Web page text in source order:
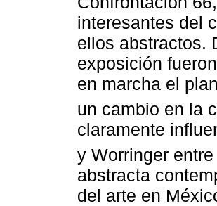
interesantes del
ellos abstractos.
exposición
en marcha el
un cambio en la
claramente
y Worringer
abstracta
del arte en